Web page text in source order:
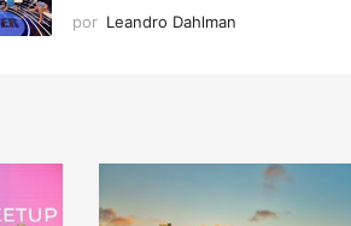
por Leandro Dahlman